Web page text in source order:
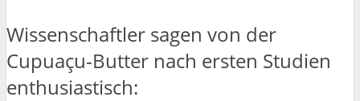
Wissenschaftler sagen von der
Cupuaçu-Butter nach ersten Studien
enthusiastisch: